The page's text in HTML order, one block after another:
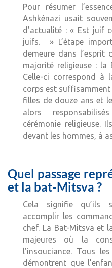
Pour résumer
Ashkénazi usait
d’actualité : « Est juif
juifs. » L’étape
demeure dans l’esprit
majorité religieuse : la
Celle-ci correspond à
corps est
filles de douze ans et
alors
cérémonie religieuse.
devant les hommes, à
Quel passage
et la bat-Mitsva ?
Cela signifie qu’ils
accomplir les
chef. La Bat-Mitsva et
majeures où la
l’insouciance. Tous
démontrent que